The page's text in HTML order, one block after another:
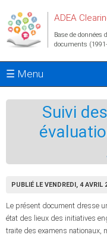
ADEA
Base de données
documents
☰ Menu
Suivi
PUBLIÉ LE VENDREDI, 4 AVRIL
Le présent document dresse
état des lieux des initiatives
traite des examens nationaux,